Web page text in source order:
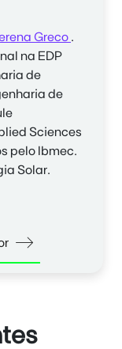
Greco .
na EDP
de
de
Sciences
pelo Ibmec.
Solar.